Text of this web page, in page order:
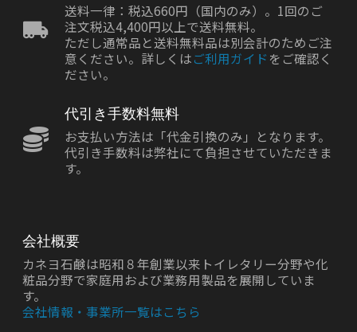
送料一律：税込660円（国内のみ）。1回のご
注文税込4,400円以上で送料無料。
ただし通常品と送料無料品は別会計のためご注
意ください。詳しくはご利用ガイド をご確認く
ださい。
代引き手数料無料
お支払い方法は「代金引換のみ」となります。
代引き手数料は弊社にて負担させていただきま
す。
会社概要
カネヨ石鹸は昭和８年創業以来トイレタリー分野や化
粧品分野で家庭用および業務用製品を展開していま
す。
会社情報・事業所一覧はこちら